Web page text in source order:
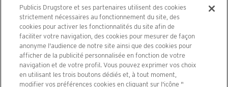
Rejoignez-nous au Publicisdrugstore !
Nous recrutons pour les boutiques, le restaurant et le cinéma. Contactez-nous :
recrutement@publicisdrugstore.com
Conditions générales de vente
Mentions légales
Politique de Protection des Données Personnelles et Charte
Cookies
Publicis Drugstore et ses partenaires utilisent des cookies
strictement nécessaires au fonctionnement du site, des
cookies pour activer les fonctionnalités du site afin de
faciliter votre navigation, des cookies pour mesurer de façon
anonyme l'audience de notre site ainsi que des cookies pour
afficher de la publicité personnalisée en fonction de votre
navigation et de votre profil. Vous pouvez exprimer vos choix
en utilisant les trois boutons dédiés et, à tout moment,
modifier vos préférences cookies en cliquant sur l'icône "